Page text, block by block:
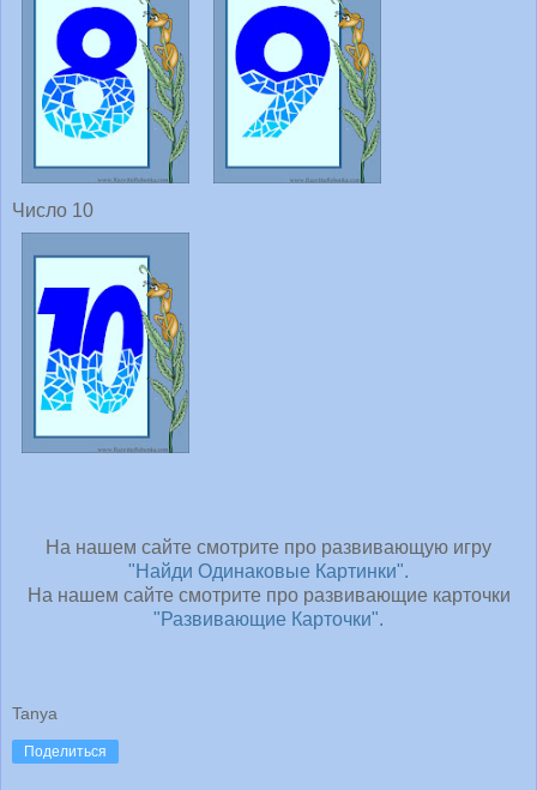
Число 10
На нашем сайте смотрите про развивающую игру
"Найди Одинаковые Картинки".
На нашем сайте смотрите про развивающие карточки
"Развивающие Карточки".
Tanya
Поделиться